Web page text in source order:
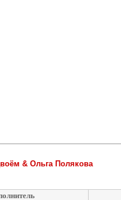
& Ольга Полякова